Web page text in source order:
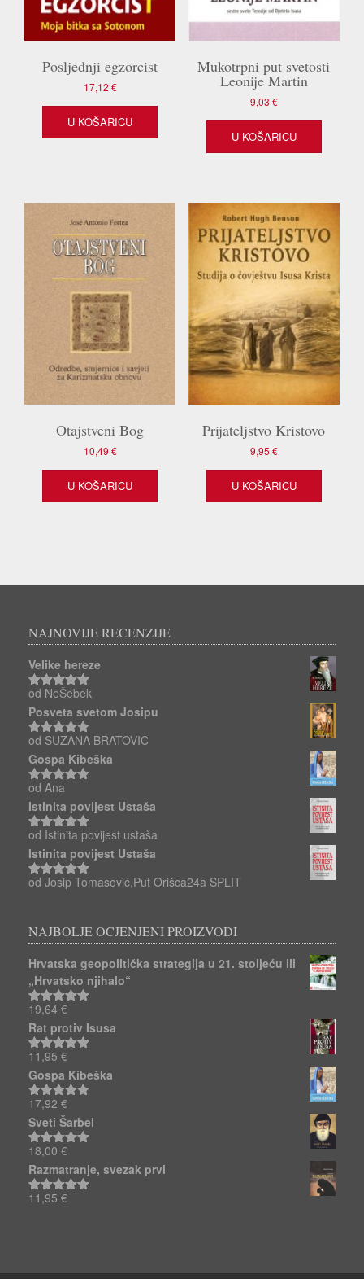
Posljednji egzorcist
17,12 €
U KOŠARICU
Mukotrpni put svetosti
Leonije Martin
9,03 €
U KOŠARICU
Otajstveni Bog
10,49 €
U KOŠARICU
Prijateljstvo Kristovo
9,95 €
U KOŠARICU
NAJNOVIJE RECENZIJE
Velike hereze
Ocjenjeno5
od 5
od NeŠebek
Posveta svetom Josipu
Ocjenjeno5
od 5
od SUZANA BRATOVIC
Gospa Kibeška
Ocjenjeno
od 5
od Ana
Istinita povijest Ustaša
Ocjenjeno 5
od 5
od Istinita povijest ustaša
Istinita povijest Ustaša
Ocjenjeno 5
od Josip Tomasović,Put Orišca24a SPLIT
NAJBOLJE OCJENJENI PROIZVODI
Hrvatska geopolitička strategija u 21. stoljeću ili
„Hrvatsko njihalo“
Ocjenjeno
5.00 od 5
19,64 €
Rat protiv Isusa
Ocjenjeno
5.00od 5
11,95 €
Gospa Kibeška
Ocjenjeno
5.00 od 5
17,92 €
Sveti Šarbel
Ocjenjeno
5.00od 5
18,00 €
Razmatranje, svezak prvi
Ocjenjeno
11,95 €